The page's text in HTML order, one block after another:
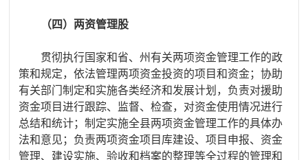
（四）两资管理股
贯彻执行国家和省、州有关两项资金管理工作的政
策和规定，依法管理两项资金投资的项目和资金；协助
有关部门制定和实施各类经济和发展计划，负责对援助
资金项目进行跟踪、监督、检查，对资金使用情况进行
总结和统计；制定实施全县两项资金管理工作的具体办
法和意见；负责两项资金项目库建设、项目申报、资金
管理、建设实施、验收和档案的整理等全过程的管理和